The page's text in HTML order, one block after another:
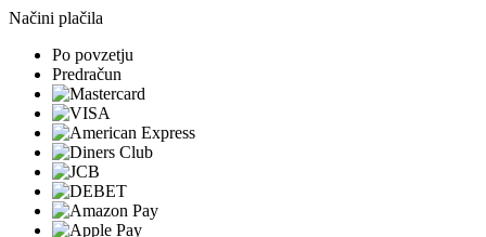
Načini plačila
Po povzetju
Predračun